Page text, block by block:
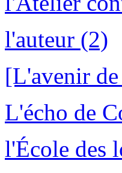
l'auteur (2)
[L'avenir
L'écho de
l'École des